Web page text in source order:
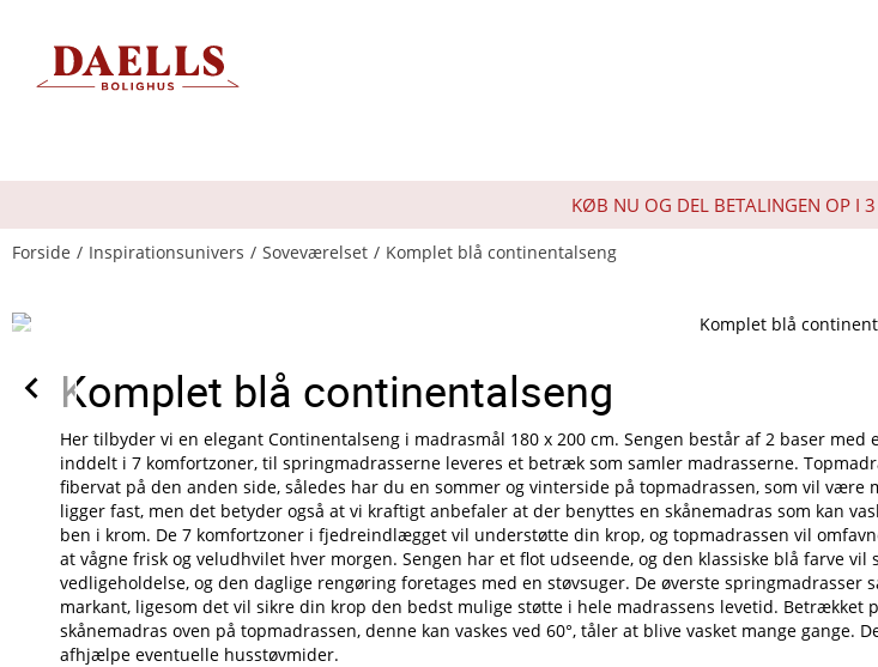
KØB NU OG DEL BETALINGEN OP I
Forside Inspirationsunivers Soveværelset Komplet blå continentalseng
Komplet blå continentalseng
Her tilbyder vi en elegant Continentalseng i madrasmål 180 x 200 cm. Sengen består af 2 baser
inddelt i 7 komfortzoner, til springmadrasserne leveres et betræk som samler madrasserne.
fibervat på den anden side, således har du en sommer og vinterside på topmadrassen, som vil
ligger fast, men det betyder også at vi kraftigt anbefaler at der benyttes en skånemadras som kan
ben i krom. De 7 komfortzoner i fjedreindlægget vil understøtte din krop, og topmadrassen vil
at vågne frisk og veludhvilet hver morgen. Sengen har et flot udseende, og den klassiske blå farve
vedligeholdelse, og den daglige rengøring foretages med en støvsuger. De øverste
markant, ligesom det vil sikre din krop den bedst mulige støtte i hele madrassens levetid.
skånemadras oven på topmadrassen, denne kan vaskes ved 60°, tåler at blive vasket mange
afhjælpe eventuelle husstøvmider.